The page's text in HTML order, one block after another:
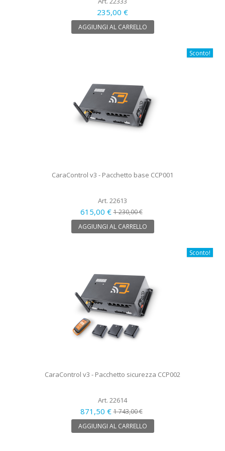
235,00 €
AGGIUNGI AL CARRELLO
Sconto!
CaraControl v3 - Pacchetto base CCP001
Art. 22613
615,00 €1 230,00 €
AGGIUNGI AL CARRELLO
Sconto!
CaraControl v3 - Pacchetto sicurezza CCP002
Art. 22614
871,50 €1 743,00 €
AGGIUNGI AL CARRELLO